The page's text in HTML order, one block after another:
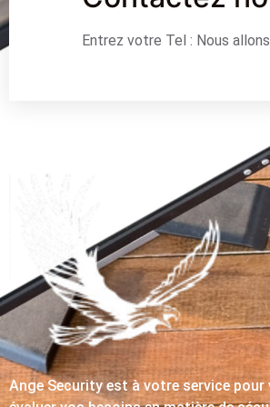
Entrez votre Tel : Nous
Ange Security est à votre service pour